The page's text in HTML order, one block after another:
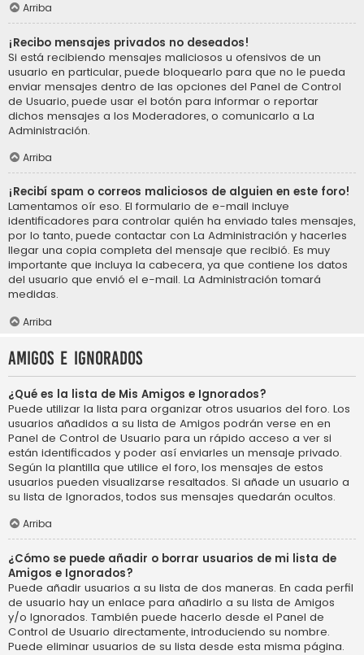
Arriba
¡Recibo mensajes privados no deseados!
Si está recibiendo mensajes maliciosos u ofensivos de un
usuario en particular, puede bloquearlo para que no le pueda
enviar mensajes dentro de las opciones del Panel de Control
de Usuario, puede usar el botón para informar o reportar
dichos mensajes a los Moderadores, o comunicarlo a La
Administración.
Arriba
¡Recibí spam o correos maliciosos de alguien en este foro!
Lamentamos oír eso. El formulario de e-mail incluye
identificadores para controlar quién ha enviado tales mensajes,
por lo tanto, puede contactar con La Administración y hacerles
llegar una copia completa del mensaje que recibió. Es muy
importante que incluya la cabecera, ya que contiene los datos
del usuario que envió el e-mail. La Administración tomará
medidas.
Arriba
Amigos e Ignorados
¿Qué es la lista de Mis Amigos e Ignorados?
Puede utilizar la lista para organizar otros usuarios del foro. Los
usuarios añadidos a su lista de Amigos podrán verse en en
Panel de Control de Usuario para un rápido acceso a ver si
están identificados y poder así enviarles un mensaje privado.
Según la plantilla que utilice el foro, los mensajes de estos
usuarios pueden visualizarse resaltados. Si añade un usuario a
su lista de Ignorados, todos sus mensajes quedarán ocultos.
Arriba
¿Cómo se puede añadir o borrar usuarios de mi lista de
Amigos e Ignorados?
Puede añadir usuarios a su lista de dos maneras. En cada perfil
de usuario hay un enlace para añadirlo a su lista de Amigos
y/o Ignorados. También puede hacerlo desde el Panel de
Control de Usuario directamente, introduciendo su nombre.
Puede eliminar usuarios de su lista desde esta misma página.